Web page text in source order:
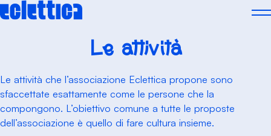
Skip
to
Le attività
Le attività che l’associazione Eclettica propone sono
sfaccettate esattamente come le persone che la
compongono. L’obiettivo comune a tutte le proposte
dell’associazione è quello di fare cultura insieme.